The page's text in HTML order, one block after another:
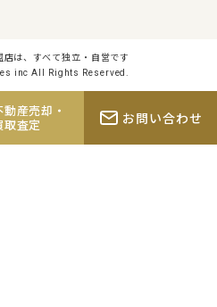
店は、すべて独立・自営です
inc All Rights Reserved.
動産売却・
取査定
お問い合わせ